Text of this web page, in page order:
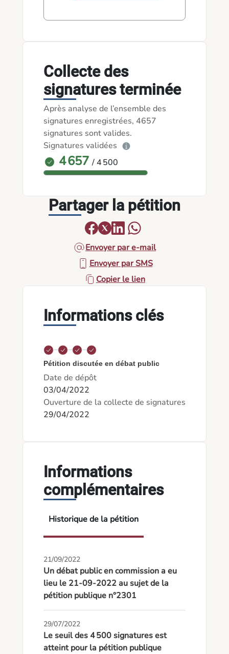
Collecte des
signatures terminée
Après analyse de l’ensemble des
signatures enregistrées, 4657
signatures sont valides.
Signatures validées
4 657 / 4 500
Partager la pétition
Envoyer par e-mail
Envoyer par SMS
Copier le lien
Informations clés
Pétition discutée en débat public
Date de dépôt
03/04/2022
Ouverture de la collecte de signatures
29/04/2022
Informations
complémentaires
Historique de la pétition
21/09/2022
Un débat public en commission a eu
lieu le 21-09-2022 au sujet de la
pétition publique n°2301
29/07/2022
Le seuil des 4 500 signatures est
atteint pour la pétition publique